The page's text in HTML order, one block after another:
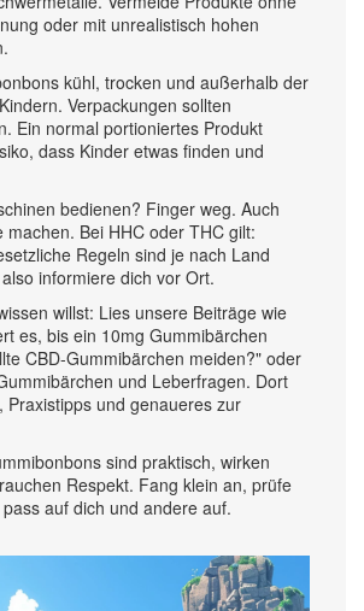
oder mit unrealistisch hohen
kühl, trocken und außerhalb der
Verpackungen sollten
Ein normal portioniertes Produkt
dass Kinder etwas finden und
bedienen? Finger weg. Auch
machen. Bei HHC oder THC gilt:
Regeln sind je nach Land
informiere dich vor Ort.
willst: Lies unsere Beiträge wie
es, bis ein 10mg Gummibärchen
CBD-Gummibärchen meiden?" oder
und Leberfragen. Dort
Praxistipps und genaueres zur
sind praktisch, wirken
Respekt. Fang klein an, prüfe
auf dich und andere auf.